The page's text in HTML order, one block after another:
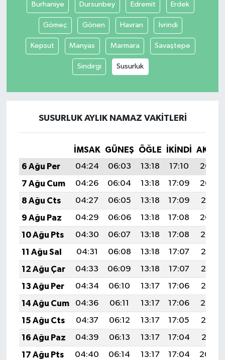
Burhaniye Dursunbey Edremit Erdek
Gömeç Gönen Havran İvrindi
Kepsut Manyas Marmara Savaştepe
Sındırgı Susurluk
SUSURLUK AYLIK NAMAZ VAKITLERI
İMSAK GÜNEŞ ÖĞLE İKINDI
6 Ağu Per
04:24 06:03 13:18 17:10
20:23
7 Ağu Cum
04:26 06:04 13:18 17:09
20:22
8 Ağu Cts
04:27 06:05 13:18 17:09
20:21
9 Ağu Paz
04:29 06:06 13:18 17:08
20:20
10 Ağu Pts
04:30 06:07 13:18 17:08
20:19
11 Ağu Sal
04:31 06:08 13:18 17:07
20:17
12 Ağu Çar
04:33 06:09 13:18 17:07
20:16
13 Ağu Per
04:34 06:10 13:17 17:06
20:15
14 Ağu Cum
04:36 06:11 13:17 17:06
20:14
15 Ağu Cts
04:37 06:12 13:17 17:05
20:12
16 Ağu Paz
04:39 06:13 13:17 17:04
20:11
17 Ağu Pts
04:40 06:14 13:17 17:04
20:09